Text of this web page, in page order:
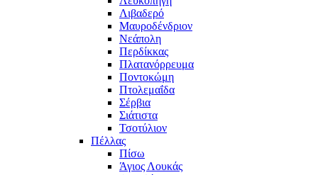
Λιβαδερό
Μαυροδένδριον
Νεάπολη
Περδίκκας
Πλατανόρρευμα
Ποντοκώμη
Πτολεμαΐδα
Σέρβια
Σιάτιστα
Τσοτύλιον
Πέλλας
Πίσω
Άγιος Λουκάς